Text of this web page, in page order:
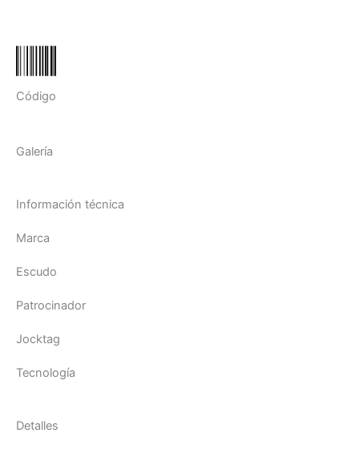
Código
Galería
Información técnica
Marca
Escudo
Patrocinador
Jocktag
Tecnología
Detalles